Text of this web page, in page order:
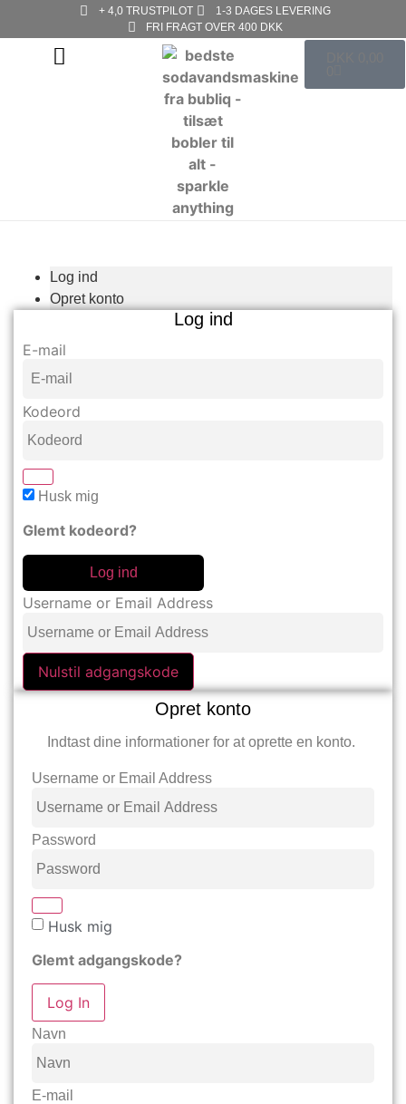
+ 4,0 TRUSTPILOT
1-3 DAGES LEVERING
FRI FRAGT OVER 400 DKK
Log ind
Opret konto
Log ind
E-mail
Kodeord
Husk mig
Glemt kodeord?
Log ind
Username or Email Address
Nulstil adgangskode
Opret konto
Indtast dine informationer for at oprette en konto.
Username or Email Address
Password
Husk mig
Glemt adgangskode?
Log In
Navn
E-mail